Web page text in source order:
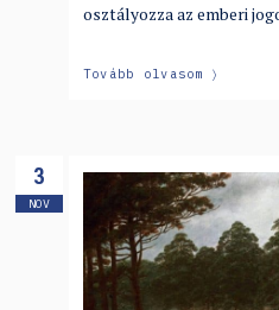
osztályozza az emberi
Tovább olvasom
3
NOV